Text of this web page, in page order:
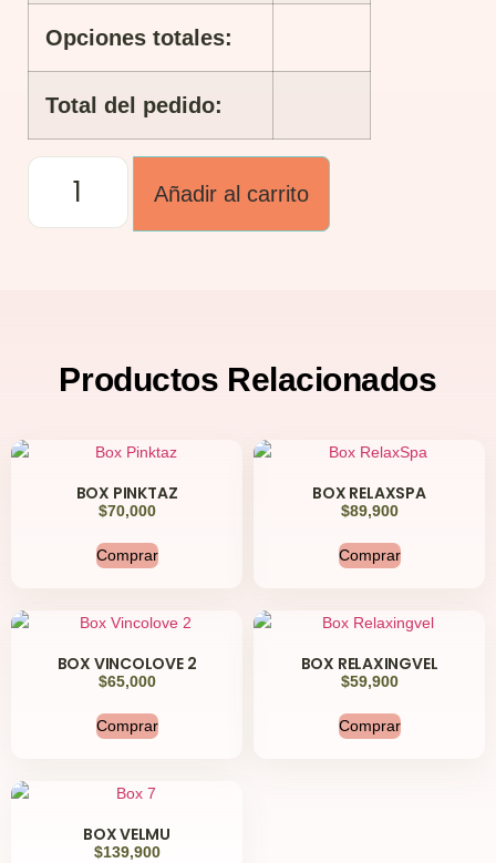
Opciones totales:
Total del pedido:
Añadir al carrito
Productos Relacionados
BOX PINKTAZ
$70,000
Comprar
BOX RELAXSPA
$89,900
Comprar
BOX VINCOLOVE 2
$65,000
Comprar
BOX RELAXINGVEL
$59,900
Comprar
BOX VELMU
$139,900